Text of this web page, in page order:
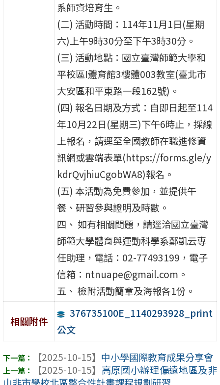
系師資培育生。
(二) 活動時間：114年11月1日(星期
六)上午9時30分至下午3時30分。
(三) 活動地點：國立臺灣師範大學和
平校區I體育館3樓體003教室(臺北市
大安區和平東路一段162號)。
(四) 報名日期及方式：自即日起至114
年10月22日(星期三)下午6時止，採線
上報名，請逕至全國教師在職進修資
訊網或雲端表單(https://forms.gle/y
kdrQvjhiuCgobWA8)報名。
(五) 本活動為免費參加，並提供午
餐、研習參與證明及時數。
四、 如有相關問題，請逕洽國立臺灣
師範大學體育與運動科學系鄭凱云專
任助理，電話：02-77493199，電子
信箱：ntnuape@gmail.com。
五、 檢附活動簡章及海報各1份。
相關附件
376735100E_1140293928_print
公文
【2025-10-15】 中小學國際教育成果分享會
【2025-10-15】 高原國小辦理偏遠地區及非